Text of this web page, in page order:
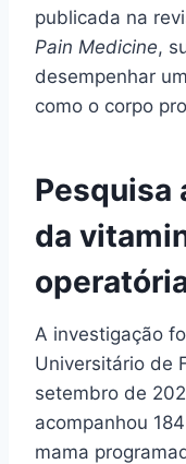
publicada na
Pain Medicine,
desempenhar
como o corpo
Pesquisa
da
A investigação
Universitário de
setembro de
acompanhou
mama